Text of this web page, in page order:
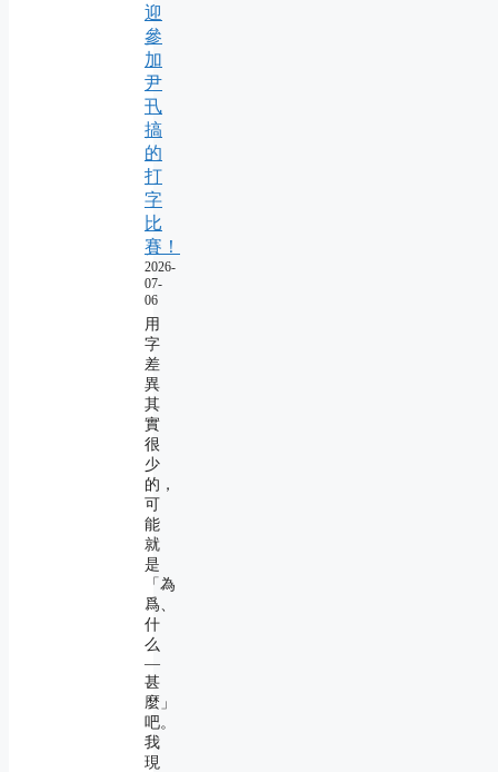
迎
參
加
尹
卂
搞
的
打
字
比
賽！
2026-
07-
06
用
字
差
異
其
實
很
少
的，
可
能
就
是
「為
爲、
什
么
―
甚
麼」
吧。
我
現